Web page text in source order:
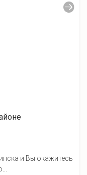
и Вы окажитесь